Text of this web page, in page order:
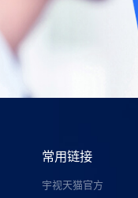
常用链接
宇视天猫官方